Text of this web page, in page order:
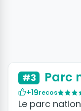
#3 Parc
+19recos
Le parc